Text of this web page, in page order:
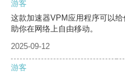
游客
这款加速器VPM应用程序可以
助你在网络上自由移动。
2025-09-12
游客